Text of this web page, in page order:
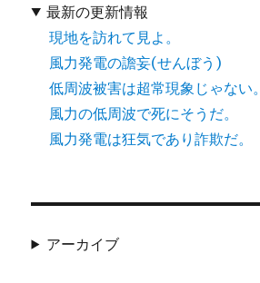
最新の更新情報
現地を訪れて見よ。
風力発電の譫妄(せんぼう)
低周波被害は超常現象じゃない。
風力の低周波で死にそうだ。
風力発電は狂気であり詐欺だ。
アーカイブ